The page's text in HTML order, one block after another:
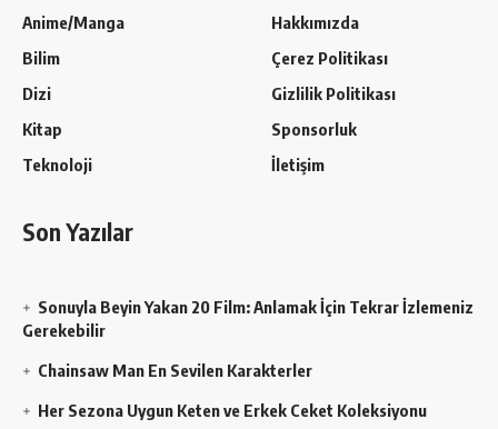
Anime/Manga
Bilim
Dizi
Kitap
Teknoloji
Hakkımızda
Çerez Politikası
Gizlilik Politikası
Sponsorluk
İletişim
Son Yazılar
Sonuyla Beyin Yakan 20 Film: Anlamak İçin Tekrar İzlemeniz
Gerekebilir
Chainsaw Man En Sevilen Karakterler
Her Sezona Uygun Keten ve Erkek Ceket Koleksiyonu